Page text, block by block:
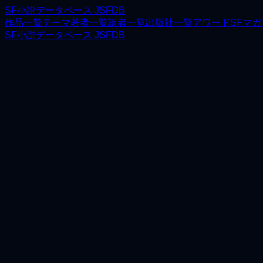
SF小説データベース JSFDB
作品一覧テーマ著者一覧訳者一覧出版社一覧アワードSFマガ
SF小説データベース JSFDB